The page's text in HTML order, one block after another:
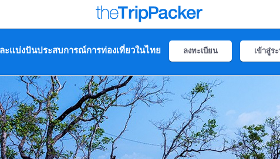
ะแบ่งปันประสบการณ์การท่องเที่ยวในไทย ลงทะเบียน เข้าสู่ร